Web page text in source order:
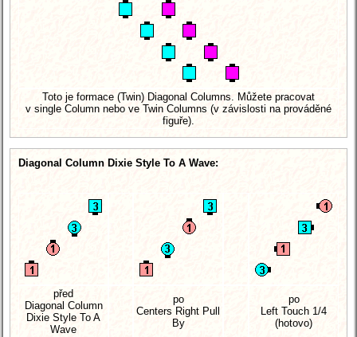
Toto je formace (Twin) Diagonal Columns. Můžete pracovat
v single Column nebo ve Twin Columns (v závislosti na prováděné
figuře).
Diagonal Column Dixie Style To A Wave:
před
Diagonal Column
Dixie Style To A
Wave
po
Centers Right Pull
By
po
Left Touch 1/4
(hotovo)